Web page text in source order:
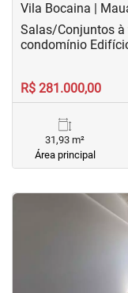
Vila Bocaina |
Salas/Conjuntos
condomínio
R$ 281.000,00
31,93 m²
Área principal
<